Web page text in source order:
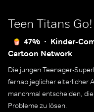
Teen Titans Go!
47% Kinder-
Cartoon Network
Die jungen Teenager-
fernab jeglicher elterlicher
manchmal entscheiden,
Probleme zu lösen.